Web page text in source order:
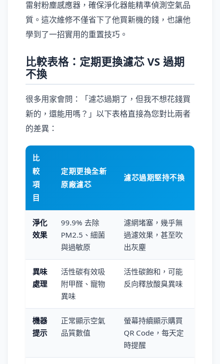
雷射粉塵感應器，確保淨化器能精準偵測空氣品
質。這次維修不僅省下了他買新機的錢，也讓他
學到了一招實用的重置技巧。
比較表格：定期更換濾芯 VS 過期
不換
很多用家會問：「濾芯過期了，但我不想花錢買
新的，還能用嗎？」以下表格直接為您對比兩者
的差異：
比
較
項
目
定期更換全新
原廠濾芯
濾芯過期堅持不換
淨化
效果
99.9% 去除
PM2.5、細菌
與過敏原
濾網堵塞，幾乎無
過濾效果，甚至吹
出灰塵
異味
處理
活性碳有效吸
附甲醛、寵物
異味
活性碳飽和，可能
反向釋放酸臭異味
機器
提示
正常顯示空氣
品質數值
螢幕持續顯示購買
QR Code，每天定
時提醒